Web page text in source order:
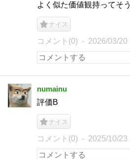
よく似た価値観持ってそう
ナイス
コメント(0) 2026/03/20
numainu
評価B
ナイス
コメント(0) 2025/10/23